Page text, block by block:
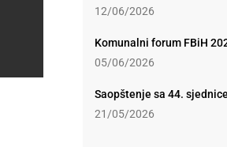
12/06/2026
Komunalni forum FBiH
05/06/2026
Saopštenje sa 44. sjednice
21/05/2026